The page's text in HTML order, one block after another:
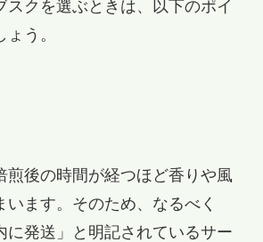
スクを選ぶときは、以下のポイ
う。
煎後の時間が経つほど香りや風
います。そのため、なるべく
に発送」と明記されているサー